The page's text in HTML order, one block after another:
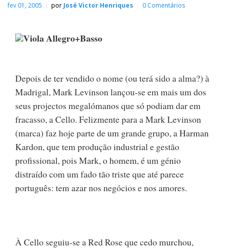
fev 01, 2005 por José Victor Henriques 0 Comentários
Viola Allegro+Basso
Depois de ter vendido o nome (ou terá sido a alma?) à
Madrigal, Mark Levinson lançou-se em mais um dos
seus projectos megalómanos que só podiam dar em
fracasso, a Cello. Felizmente para a Mark Levinson
(marca) faz hoje parte de um grande grupo, a Harman
Kardon, que tem produção industrial e gestão
profissional, pois Mark, o homem, é um génio
distraído com um fado tão triste que até parece
português: tem azar nos negócios e nos amores.
À Cello seguiu-se a Red Rose que cedo murchou,